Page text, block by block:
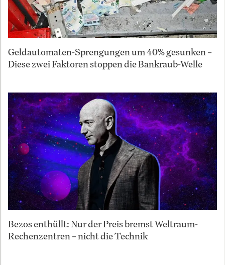
Geldautomaten-Sprengungen um 40% gesunken –
Diese zwei Faktoren stoppen die Bankraub-Welle
Bezos enthüllt: Nur der Preis bremst Weltraum-
Rechenzentren – nicht die Technik